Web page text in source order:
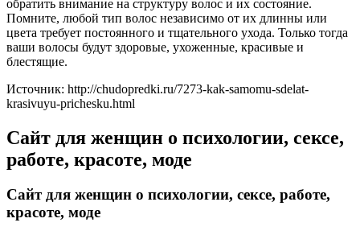
обратить внимание на структуру волос и их состояние.
Помните, любой тип волос независимо от их длинны или
цвета требует постоянного и тщательного ухода. Только тогда
ваши волосы будут здоровые, ухоженные, красивые и
блестящие.
Источник: http://chudopredki.ru/7273-kak-samomu-sdelat-
krasivuyu-prichesku.html
Сайт для женщин о психологии, сексе,
работе, красоте, моде
Сайт для женщин о психологии, сексе, работе,
красоте, моде